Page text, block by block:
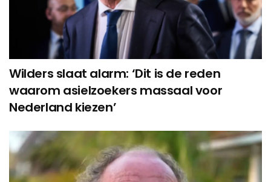
Wilders slaat alarm: ‘Dit is de reden
waarom asielzoekers massaal voor
Nederland kiezen’